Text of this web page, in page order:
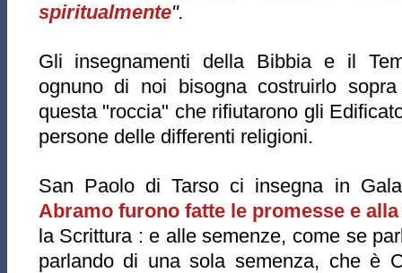
spiritualmente".
Gli insegnamenti della Bibbia e il
ognuno di noi bisogna costruirlo
questa "roccia" che rifiutarono gli
persone delle differenti religioni.
San Paolo di Tarso ci insegna in
Abramo furono fatte le promesse e
la Scrittura : e alle semenze, come se
parlando di una sola semenza, che è